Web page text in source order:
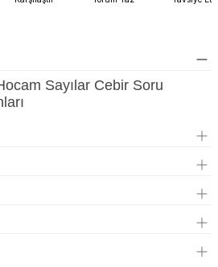
Sayılar Cebir Soru